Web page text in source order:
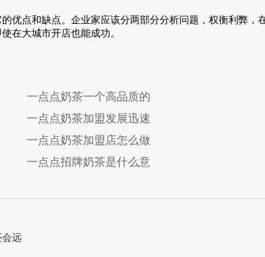
点和缺点。企业家应该分两部分分析问题，权衡利弊，
在大城市开店也能成功。
一点点奶茶一个高品质的
一点点奶茶加盟发展迅速
一点点奶茶加盟店怎么做
一点点招牌奶茶是什么意
会远